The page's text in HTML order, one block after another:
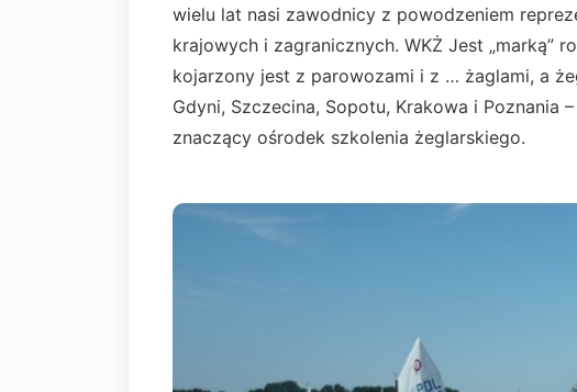
wielu lat nasi zawodnicy z powodzeniem
krajowych i zagranicznych. WKŻ Jest „marką”
kojarzony jest z parowozami i z … żaglami, a
Gdyni, Szczecina, Sopotu, Krakowa i Poznania
znaczący ośrodek szkolenia żeglarskiego.